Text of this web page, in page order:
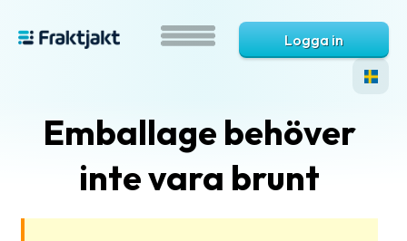
Logga in
Emballage behöver
inte vara brunt